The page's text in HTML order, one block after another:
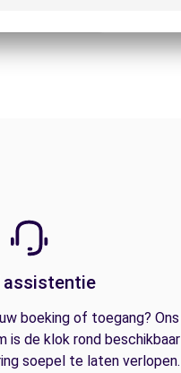
assistentie
boeking of toegang? Ons
is de klok rond beschikbaar
soepel te laten verlopen.